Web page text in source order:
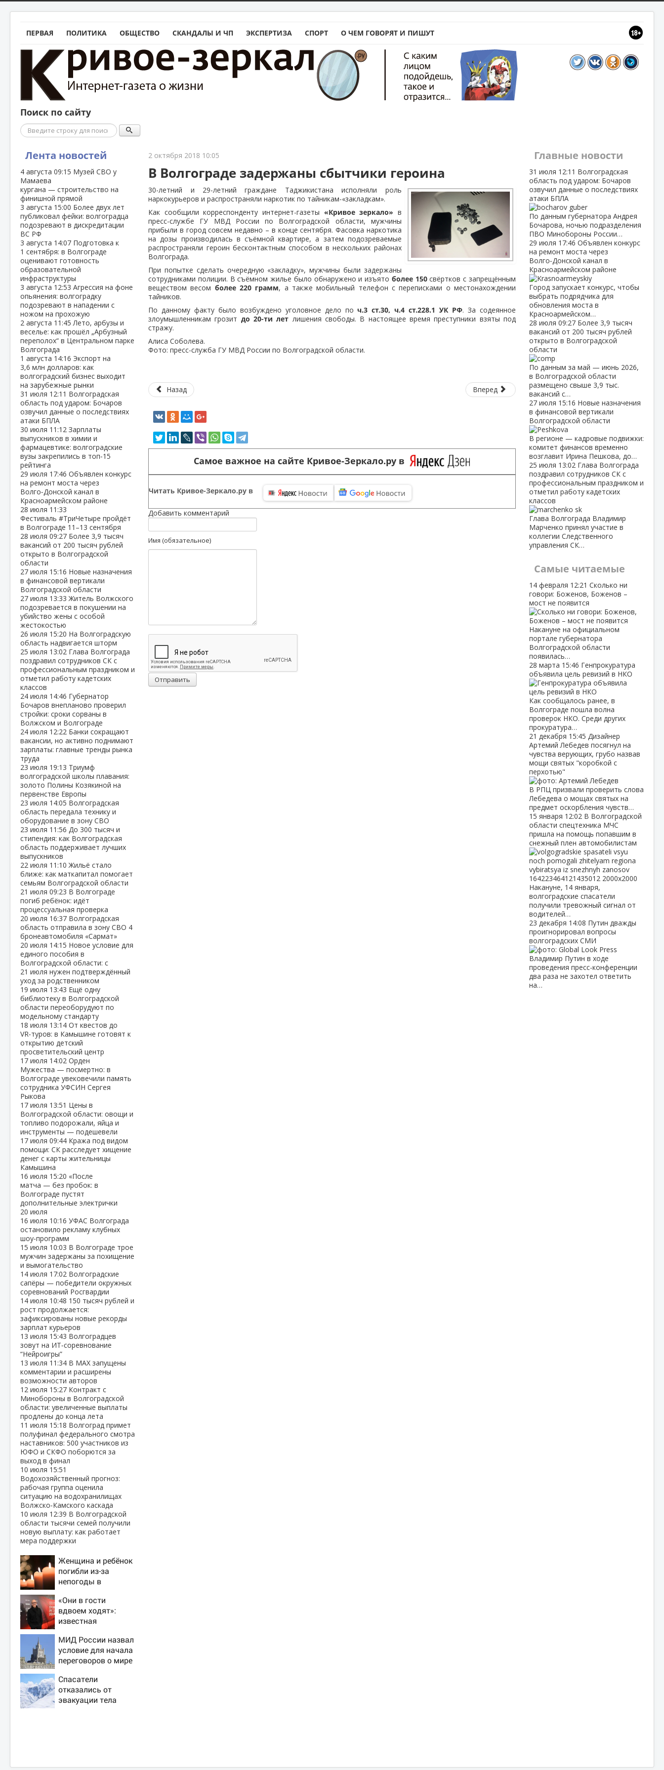
ПЕРВАЯ ПОЛИТИКА ОБЩЕСТВО СКАНДАЛЫ И ЧП ЭКСПЕРТИЗА СПОРТ О ЧЕМ ГОВОРЯТ И ПИШУТ
Поиск по сайту
Поиск
Лента новостей
4 августа 09:15 Музей СВО у
Мамаева
кургана — строительство на
финишной прямой
3 августа 15:00 Более двух лет
публиковал фейки: волгоградца
подозревают в дискредитации
ВС РФ
3 августа 14:07 Подготовка к
1 сентября: в Волгограде
оценивают готовность
образовательной
инфраструктуры
3 августа 12:53 Агрессия на фоне
опьянения: волгоградку
подозревают в нападении с
ножом на прохожую
2 августа 11:45Лето, арбузы и
веселье: как прошёл „Арбузный
переполох“ в Центральном парке
Волгограда
1 августа 14:16 Экспорт на
3,6 млн долларов: как
волгоградский бизнес выходит
на зарубежные рынки
31 июля 12:11 Волгоградская
область под ударом: Бочаров
озвучил данные о последствиях
атаки БПЛА
30 июля 11:12 Зарплаты
выпускников в химии и
фармацевтике: волгоградские
вузы закрепились в топ‑15
рейтинга
29 июля 17:46 Объявлен конкурс
на ремонт моста через
Волго‑Донской канал в
Красноармейском районе
28 июля 11:33
Фестиваль #ТриЧетыре пройдёт
в Волгограде 11–13 сентября
28 июля 09:27 Более 3,9 тысяч
вакансий от 200 тысяч рублей
открыто в Волгоградской
области
27 июля 15:16 Новые назначения
в финансовой вертикали
Волгоградской области
27 июля 13:33Житель Волжского
подозревается в покушении на
убийство жены с особой
жестокостью
26 июля 15:20 На Волгоградскую
область надвигается шторм
25 июля 13:02 Глава Волгограда
поздравил сотрудников СК с
профессиональным праздником и
отметил работу кадетских
классов
24 июля 14:46 Губернатор
Бочаров внепланово проверил
стройки: сроки сорваны в
Волжском и Волгограде
24 июля 12:22 Банки сокращают
вакансии, но активно поднимают
зарплаты: главные тренды рынка
труда
23 июля 19:13 Триумф
волгоградской школы плавания:
золото Полины Козякиной на
первенстве Европы
23 июля 14:05 Волгоградская
область передала технику и
оборудование в зону СВО
23 июля 11:56 До 300 тысяч и
стипендия: как Волгоградская
область поддерживает лучших
выпускников
22 июля 11:10Жильё стало
ближе: как маткапитал помогает
семьям Волгоградской области
21 июля 09:23 В Волгограде
погиб ребёнок: идёт
процессуальная проверка
20 июля 16:37 Волгоградская
область отправила в зону СВО 4
бронеавтомобиля «Сармат»
20 июля 14:15 Новое условие для
единого пособия в
Волгоградской области: с
21 июля нужен подтверждённый
уход за родственником
19 июля 13:43 Ещё одну
библиотеку в Волгоградской
области переоборудуют по
модельному стандарту
18 июля 13:14 От квестов до
VR‑туров: в Камышине готовят к
открытию детский
просветительский центр
17 июля 14:02 Орден
Мужества — посмертно: в
Волгограде увековечили память
сотрудника УФСИН Сергея
Рыкова
17 июля 13:51 Цены в
Волгоградской области: овощи и
топливо подорожали, яйца и
инструменты — подешевели
17 июля 09:44 Кража под видом
помощи: СК расследует хищение
денег с карты жительницы
Камышина
16 июля 15:20 «После
матча — без пробок: в
Волгограде пустят
дополнительные электрички
20 июля
16 июля 10:16 УФАС Волгограда
остановило рекламу клубных
шоу‑программ
15 июля 10:03 В Волгограде трое
мужчин задержаны за похищение
и вымогательство
14 июля 17:02 Волгоградские
сапёры — победители окружных
соревнований Росгвардии
14 июля 10:48 150 тысяч рублей и
рост продолжается:
зафиксированы новые рекорды
зарплат курьеров
13 июля 15:43 Волгоградцев
зовут на ИТ‑соревнование
“Нейроигры”
13 июля 11:34 В МАХ запущены
комментарии и расширены
возможности авторов
12 июля 15:27 Контракт с
Минобороны в Волгоградской
области: увеличенные выплаты
продлены до конца лета
11 июля 15:18 Волгоград примет
полуфинал федерального смотра
наставников: 500 участников из
ЮФО и СКФО поборются за
выход в финал
10 июля 15:51
Водохозяйственный прогноз:
рабочая группа оценила
ситуацию на водохранилищах
Волжско‑Камского каскада
10 июля 12:39 В Волгоградской
области тысячи семей получили
новую выплату: как работает
мера поддержки
Женщина и ребёнок
погибли из-за
непогоды в
«Они в гости
вдвоем ходят»:
известная
подтвердила роман
Бондарчука и
Исаковой
МИД России назвал
условие для начала
переговоров о мире
Спасатели
отказались от
эвакуации тела
2 октября 2018 10:05
В Волгограде задержаны сбытчики героина
30-летний и 29-летний граждане Таджикистана исполняли роль
наркокурьеров и распространяли наркотик по тайникам-«закладкам».
Как сообщили корреспонденту интернет-газеты «Кривое зеркало» в
пресс-службе ГУ МВД России по Волгоградской области, мужчины
прибыли в город совсем недавно – в конце сентября. Фасовка наркотика
на дозы производилась в съёмной квартире, а затем подозреваемые
распространяли героин бесконтактным способом в нескольких районах
Волгограда.
При попытке сделать очередную «закладку», мужчины были задержаны
сотрудниками полиции. В съёмном жилье было обнаружено и изъято более 150свёртков с запрещённым
веществом весом более 220 грамм, а также мобильный телефон с переписками о местонахождении
тайников.
По данному факту было возбуждено уголовное дело поч.3 ст.30, ч.4 ст.228.1 УК РФ. За содеянное
злоумышленникам грозит до 20-ти лет лишения свободы. В настоящее время преступники взяты под
стражу.
Алиса Соболева.
Фото: пресс-служба ГУ МВД России по Волгоградской области.
Назад Вперед
Самое важное на сайте Кривое-Зеркало.ру в
Читать Кривое-Зеркало.ру в
Добавить комментарий
Имя (обязательное)
Отправить
Главные новости
31 июля 12:11 Волгоградская
область под ударом: Бочаров
озвучил данные о последствиях
атаки БПЛА
По данным губернатора Андрея
Бочарова, ночью подразделения
ПВО Минобороны России…
29 июля 17:46 Объявлен конкурс
на ремонт моста через
Волго‑Донской канал в
Красноармейском районе
Город запускает конкурс, чтобы
выбрать подрядчика для
обновления моста в
Красноармейском…
28 июля 09:27 Более 3,9 тысяч
вакансий от 200 тысяч рублей
открыто в Волгоградской
области
По данным за май — июнь 2026,
в Волгоградской области
размещено свыше 3,9 тыс.
вакансий с…
27 июля 15:16 Новые назначения
в финансовой вертикали
Волгоградской области
В регионе — кадровые подвижки:
комитет финансов временно
возглавит Ирина Пешкова, до…
25 июля 13:02 Глава Волгограда
поздравил сотрудников СК с
профессиональным праздником и
отметил работу кадетских
классов
Глава Волгограда Владимир
Марченко принял участие в
коллегии Следственного
управления СК…
Самые читаемые
14 февраля 12:21 Сколько ни
говори: Боженов, Боженов –
мост не появится
Накануне на официальном
портале губернатора
Волгоградской области
появилась…
28 марта 15:46 Генпрокуратура
объявила цель ревизий в НКО
Как сообщалось ранее, в
Волгограде пошла волна
проверок НКО. Среди других
прокуратура…
21 декабря 15:45 Дизайнер
Артемий Лебедев посягнул на
чувства верующих, грубо назвав
мощи святых "коробкой с
перхотью"
В РПЦ призвали проверить слова
Лебедева о мощах святых на
предмет оскорбления чувств…
15 января 12:02 В Волгоградской
области спецтехника МЧС
пришла на помощь попавшим в
снежный плен автомобилистам
Накануне, 14 января,
волгоградские спасатели
получили тревожный сигнал от
водителей…
23 декабря 14:08 Путин дважды
проигнорировал вопросы
волгоградских СМИ
Владимир Путин в ходе
проведения пресс-конференции
два раза не захотел ответить
на…